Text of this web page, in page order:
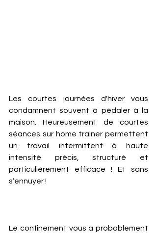
Les courtes journées d'hiver vous
condamnent souvent à pédaler à la
maison. Heureusement de courtes
séances sur home trainer permettent
un travail intermittent à haute
intensité précis, structuré et
particulièrement efficace ! Et sans
s’ennuyer !
Le confinement vous a probablement